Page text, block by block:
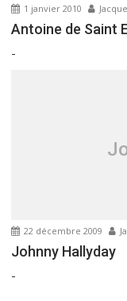
1 janvier 2010
Antoine de Saint
-
22 décembre 2009
Johnny Hallyday
-